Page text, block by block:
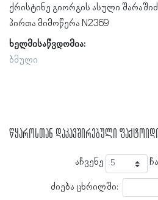
ქრისტინე გიორგის ასული
პირთა მიმოწერა N2369
ხელმისაწვდომია:
ბმული
წყაროსთან დაკავშირებული
აჩვენე
ძიება ცხრილში: